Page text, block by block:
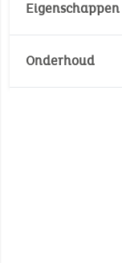
Eigenschappen
Onderhoud